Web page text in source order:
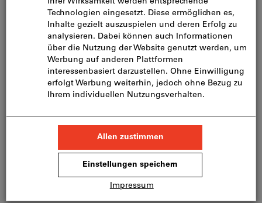
Sofort lieferbar
Artikel merken Artikel teilen
Blätterkatalog
Downloads & Dokumente